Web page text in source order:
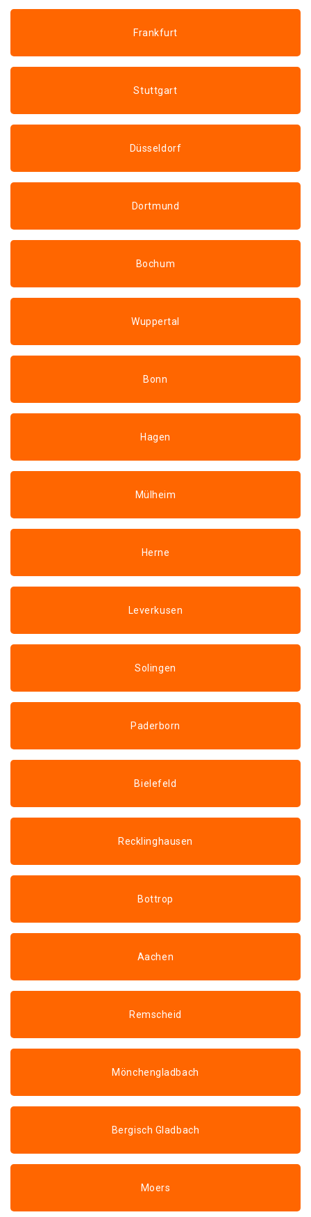
Frankfurt
Stuttgart
Düsseldorf
Dortmund
Bochum
Wuppertal
Bonn
Hagen
Mülheim
Herne
Leverkusen
Solingen
Paderborn
Bielefeld
Recklinghausen
Bottrop
Aachen
Remscheid
Mönchengladbach
Bergisch Gladbach
Moers